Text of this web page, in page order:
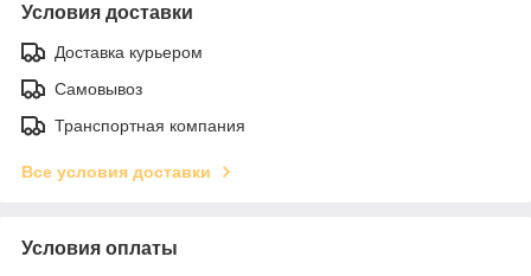
Условия доставки
Доставка курьером
Самовывоз
Транспортная компания
Все условия доставки
Условия оплаты